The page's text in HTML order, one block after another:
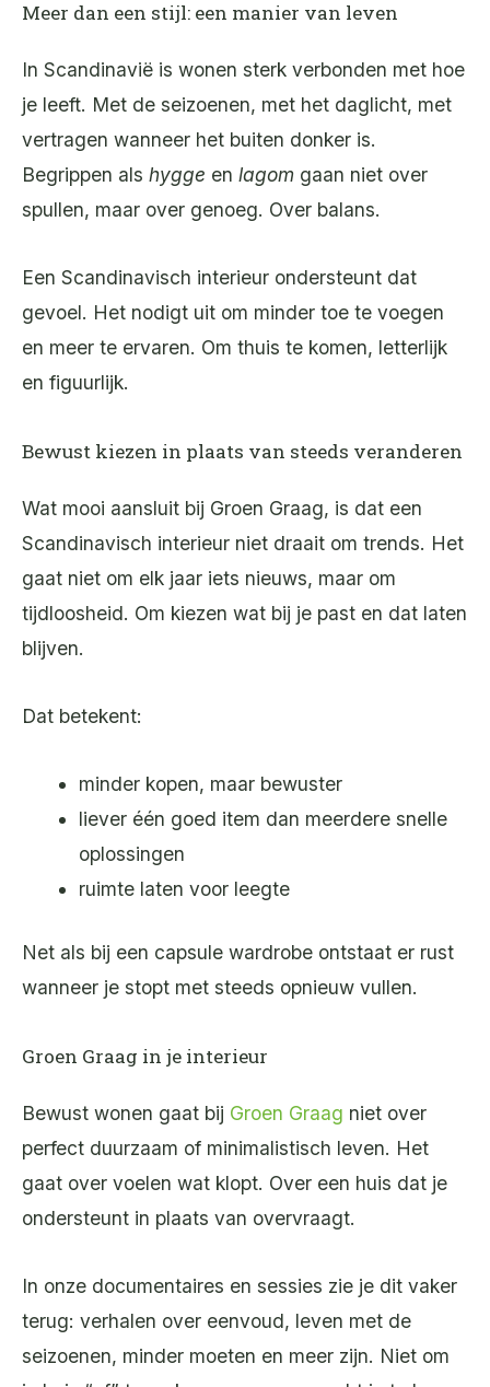
Meer dan een stijl: een manier van leven
In Scandinavië is wonen sterk verbonden met hoe
je leeft. Met de seizoenen, met het daglicht, met
vertragen wanneer het buiten donker is.
Begrippen als hygge en lagom gaan niet over
spullen, maar over genoeg. Over balans.
Een Scandinavisch interieur ondersteunt dat
gevoel. Het nodigt uit om minder toe te voegen
en meer te ervaren. Om thuis te komen, letterlijk
en figuurlijk.
Bewust kiezen in plaats van steeds veranderen
Wat mooi aansluit bij Groen Graag, is dat een
Scandinavisch interieur niet draait om trends. Het
gaat niet om elk jaar iets nieuws, maar om
tijdloosheid. Om kiezen wat bij je past en dat laten
blijven.
Dat betekent:
minder kopen, maar bewuster
liever één goed item dan meerdere snelle
oplossingen
ruimte laten voor leegte
Net als bij een capsule wardrobe ontstaat er rust
wanneer je stopt met steeds opnieuw vullen.
Groen Graag in je interieur
Bewust wonen gaat bij Groen Graag niet over
perfect duurzaam of minimalistisch leven. Het
gaat over voelen wat klopt. Over een huis dat je
ondersteunt in plaats van overvraagt.
In onze documentaires en sessies zie je dit vaker
terug: verhalen over eenvoud, leven met de
seizoenen, minder moeten en meer zijn. Niet om